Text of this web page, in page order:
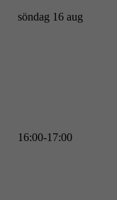
söndag 16 aug
16:00-17:00